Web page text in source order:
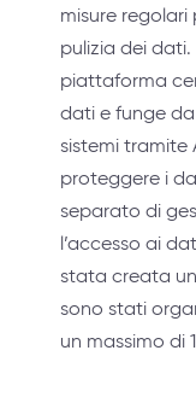
misure
pulizia dei
piattaforma
dati e funge
sistemi tramite
proteggere i
separato di
l’accesso ai
stata creata
sono stati
un massimo di